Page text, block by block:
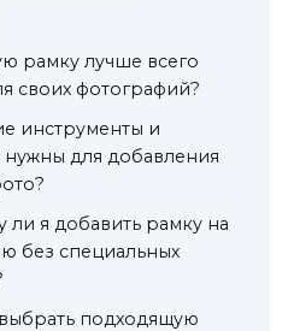
рамку лучше всего
своих фотографий?
инструменты и
нужны для добавления
ли я добавить рамку на
без специальных
подходящую